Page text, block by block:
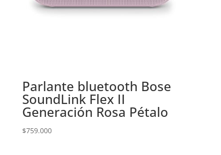
Parlante bluetooth Bose
SoundLink Flex II
Generación Rosa Pétalo
$759.000